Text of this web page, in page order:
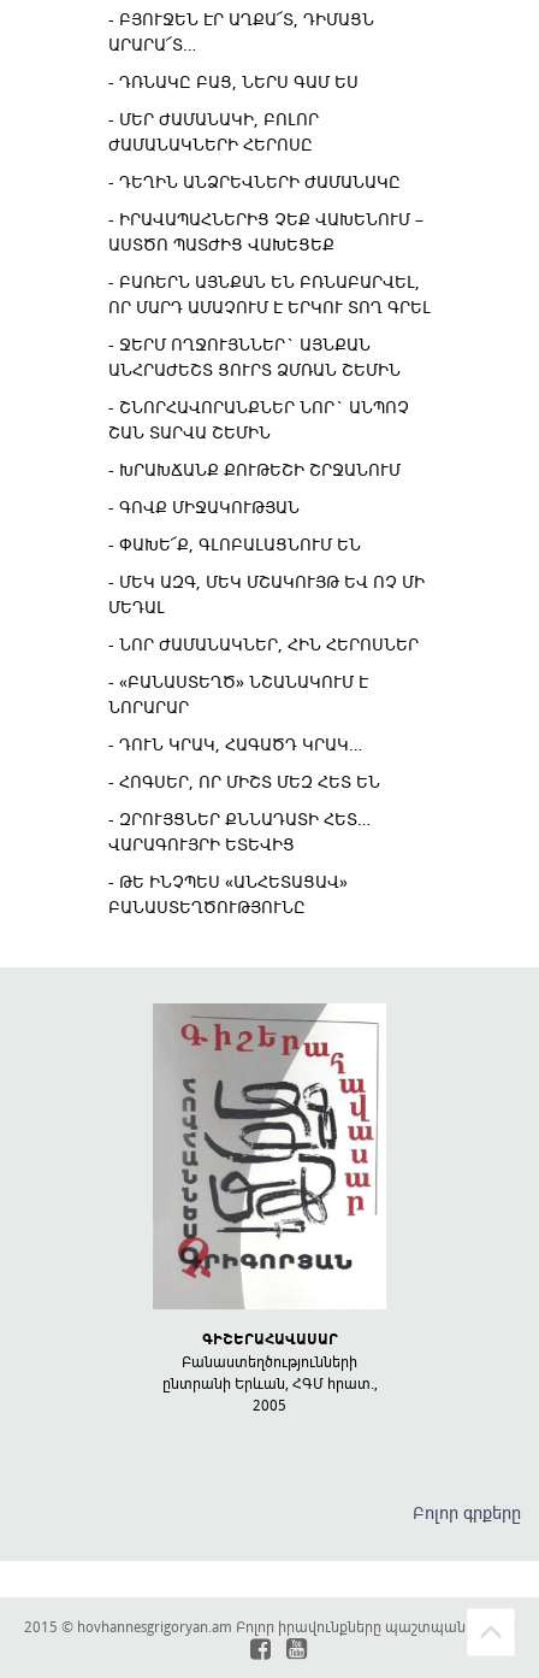
ԲՅՈՒՋԵՆ ԷՐ ԱՂՔԱ՜Տ, ԴԻՄԱՑՆ
ԱՐԱՐԱ՜Տ…
ԴՌՆԱԿԸ ԲԱՑ, ՆԵՐՍ ԳԱՄ ԵՍ
ՄԵՐ ԺԱՄԱՆԱԿԻ, ԲՈԼՈՐ
ԺԱՄԱՆԱԿՆԵՐԻ ՀԵՐՈՍԸ
ԴԵՂԻՆ ԱՆՁՐԵՎՆԵՐԻ ԺԱՄԱՆԱԿԸ
ԻՐԱՎԱՊԱՀՆԵՐԻՑ ՉԵՔ ՎԱԽԵՆՈՒՄ –
ԱՍՏԾՈ ՊԱՏԺԻՑ ՎԱԽԵՑԵՔ
ԲԱՌԵՐՆ ԱՅՆՔԱՆ ԵՆ ԲՌՆԱԲԱՐՎԵԼ,
ՈՐ ՄԱՐԴ ԱՄԱՉՈՒՄ Է ԵՐԿՈՒ ՏՈՂ ԳՐԵԼ
ՋԵՐՄ ՈՂՋՈՒՅՆՆԵՐ` ԱՅՆՔԱՆ
ԱՆՀՐԱԺԵՇՏ ՑՈՒՐՏ ՁՄՌԱՆ ՇԵՄԻՆ
ՇՆՈՐՀԱՎՈՐԱՆՔՆԵՐ ՆՈՐ` ԱՆՊՈՉ
ՇԱՆ ՏԱՐՎԱ ՇԵՄԻՆ
ԽՐԱԽՃԱՆՔ ՔՈՒԹԵՇԻ ՇՐՋԱՆՈՒՄ
ԳՈՎՔ ՄԻՋԱԿՈՒԹՅԱՆ
ՓԱԽԵ՜Ք, ԳԼՈԲԱԼԱՑՆՈՒՄ ԵՆ
ՄԵԿ ԱԶԳ, ՄԵԿ ՄՇԱԿՈՒՅԹ ԵՎ ՈՉ ՄԻ
ՄԵԴԱԼ
ՆՈՐ ԺԱՄԱՆԱԿՆԵՐ, ՀԻՆ ՀԵՐՈՍՆԵՐ
«ԲԱՆԱՍՏԵՂԾ» ՆՇԱՆԱԿՈՒՄ Է
ՆՈՐԱՐԱՐ
ԴՈՒՆ ԿՐԱԿ, ՀԱԳԱԾԴ ԿՐԱԿ…
ՀՈԳՍԵՐ, ՈՐ ՄԻՇՏ ՄԵԶ ՀԵՏ ԵՆ
ԶՐՈՒՅՑՆԵՐ ՔՆՆԱԴԱՏԻ ՀԵՏ…
ՎԱՐԱԳՈՒՅՐԻ ԵՏԵՎԻՑ
ԹԵ ԻՆՉՊԵՍ «ԱՆՀԵՏԱՑԱՎ»
ԲԱՆԱՍՏԵՂԾՈՒԹՅՈՒՆԸ
ԳԻՇԵՐԱՀԱՎԱՍԱՐ
Բանաստեղծությունների
ընտրանի Երևան, ՀԳՄ հրատ.,
2005
Բոլոր գրքերը
2015 © hovhannesgrigoryan.am Բոլոր իրավունքները պաշտպանված են